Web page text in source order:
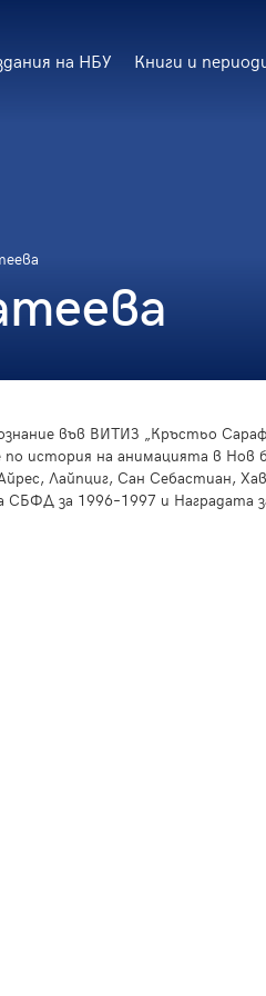
на НБУ Книги и
във ВИТИЗ „Кръстьо
история на анимацията в
Лайпциг, Сан Себастиан,
за 1996–1997 и Наградата